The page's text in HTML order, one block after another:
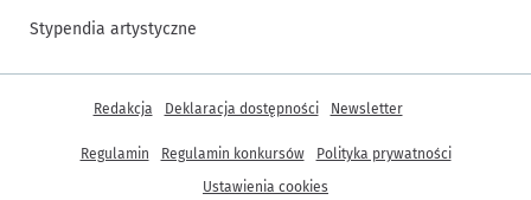
Stypendia artystyczne
Inne informacje
Redakcja Deklaracja dostępności Newsletter
Regulamin Regulamin konkursów
Polityka prywatności
Ustawienia cookies